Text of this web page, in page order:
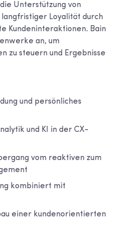
Unterstützung von
Loyalität durch
Kundeninteraktionen. Bain
an, um
zu steuern und Ergebnisse
und persönliches
und KI in der CX-
vom reaktiven zum
kombiniert mit
einer kundenorientierten